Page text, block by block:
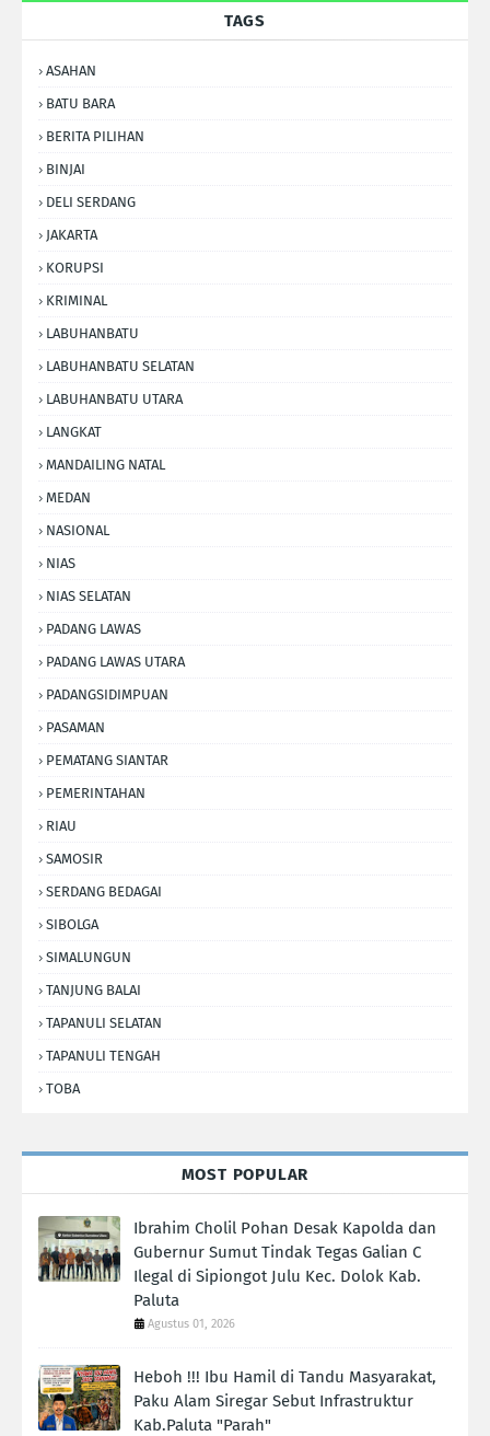
TAGS
ASAHAN
BATU BARA
BERITA PILIHAN
BINJAI
DELI SERDANG
JAKARTA
KORUPSI
KRIMINAL
LABUHANBATU
LABUHANBATU SELATAN
LABUHANBATU UTARA
LANGKAT
MANDAILING NATAL
MEDAN
NASIONAL
NIAS
NIAS SELATAN
PADANG LAWAS
PADANG LAWAS UTARA
PADANGSIDIMPUAN
PASAMAN
PEMATANG SIANTAR
PEMERINTAHAN
RIAU
SAMOSIR
SERDANG BEDAGAI
SIBOLGA
SIMALUNGUN
TANJUNG BALAI
TAPANULI SELATAN
TAPANULI TENGAH
TOBA
MOST POPULAR
Ibrahim Cholil Pohan Desak Kapolda dan
Gubernur Sumut Tindak Tegas Galian C
Ilegal di Sipiongot Julu Kec. Dolok Kab.
Paluta
Agustus 01, 2026
Heboh !!! Ibu Hamil di Tandu Masyarakat,
Paku Alam Siregar Sebut Infrastruktur
Kab.Paluta "Parah"